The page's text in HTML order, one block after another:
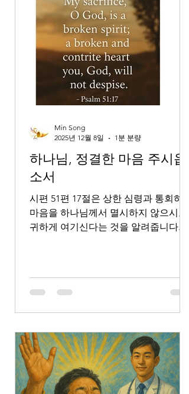
하게 하라. 너희 안에 이 마음을 품으라
곧 그리스도 예수의 마음이니 그는 근본
하나님의 본체시나 하나님과 동등됨을
취할 것으로 여기지 아니하시고 오히려
자기를 비워 종의 형체를 가지사 사람들
과 같이 되셨고 사람의 모양으로 나타나
사 자기를 낮추시고 죽기까지 복종하셨
으니 곧 십자가에 죽으심이라. 이러므로
위에 뛰어난 이름을 주사 하늘에 있는
는 자들로 모든 무릎을 예수의 이름에
꿇
하나님, 정결한 마음 주시옵
소서
시편 51편 17절은 상한 심령과 통회하는
마음을 하나님께서 멸시하지 않으시고
귀하게 여기신다는 것을 알려줍니다. 이
오직 하나님의 풍성한 긍휼 때문이라는
것입니다. 예수님이 지신 십자가의 보
허물을 지우시고 제 삶을 새롭게 하신
것을 믿습니다. 제가 누리는 모든 새로
운 출발은 그분의 은혜로운 용서에서 비
롯된다는 것에 깊이 감사합니다. 하나님
Min Song
2025년 12월 8일
1분 분량